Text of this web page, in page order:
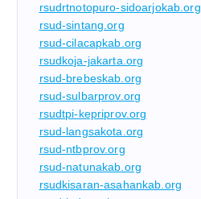
rsudrtnotopuro-sidoarjokab.org
rsud-sintang.org
rsud-cilacapkab.org
rsudkoja-jakarta.org
rsud-brebeskab.org
rsud-sulbarprov.org
rsudtpi-kepriprov.org
rsud-langsakota.org
rsud-ntbprov.org
rsud-natunakab.org
rsudkisaran-asahankab.org